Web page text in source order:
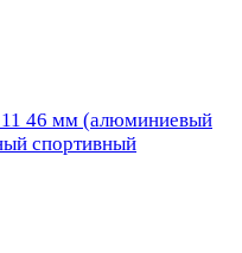
46 мм (алюминиевый
спортивный